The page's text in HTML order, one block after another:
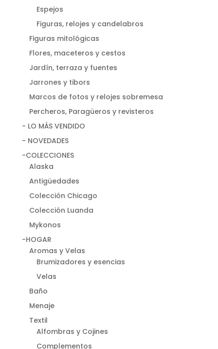
Espejos
Figuras, relojes y candelabros
Figuras mitológicas
Flores, maceteros y cestos
Jardín, terraza y fuentes
Jarrones y tibors
Marcos de fotos y relojes sobremesa
Percheros, Paragüeros y revisteros
- LO MÁS VENDIDO
- NOVEDADES
-COLECCIONES
Alaska
Antigüedades
Colección Chicago
Colección Luanda
Mykonos
-HOGAR
Aromas y Velas
Brumizadores y esencias
Velas
Baño
Menaje
Textil
Alfombras y Cojines
Complementos